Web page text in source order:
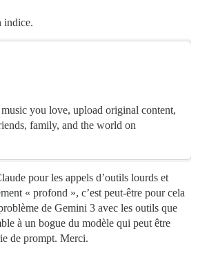
indice.
you love, upload original content,
family, and the world on
pour les appels d’outils lourds et
« profond », c’est peut-être pour cela
de Gemini 3 avec les outils que
à un bogue du modèle qui peut être
de prompt. Merci.